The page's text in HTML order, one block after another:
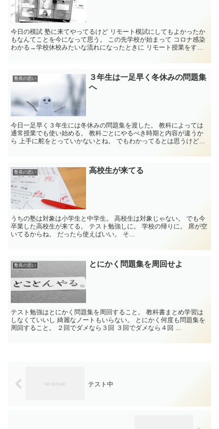
今日の模試 塾に来てやってるけど リモート模試にしてもよかったか
もなんてことを今になって思う。 この先学校が始まって コロナ感染
わかる→学校休校みたいな流れになったときに リモート授業をす
塾長の思い
３年生は一足早く冬休みの問題集
へ
今日一足早く３年生には冬休みの問題集を渡した。 教科によっては
通常授業でも使い始める。 教科ごとにやるべき時期と内容が違うか
ら 上手に舵をとっていかないとね。 でもわかってるとは思うけど
塾長の思い 高校生が来てる
うちの塾は対象は小学生と中学生。 高校生は対象じゃない。 でも今
卒業した高校生が来てる。 テスト勉強しに。 学校の帰りに。 席が空
いてるからね。 だったら使えばいい。 そ...
塾長の思い とにかく問題集を周回せよ
テスト勉強はとにかく問題集を周回すること。 教科書まとめ学習は
しなくていいし 綺麗なノートもいらない。 とにかく何度も問題集を
周回すること。 ２回でダメなら３回 ３回でダメなら４回 ...
テスト中